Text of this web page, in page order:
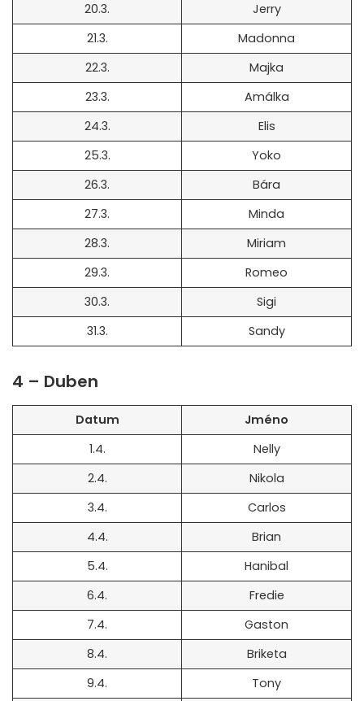
20.3.
Jerry
21.3.
Madonna
22.3.
Majka
23.3.
Amálka
24.3.
Elis
25.3.
Yoko
26.3.
Bára
27.3.
Minda
28.3.
Miriam
29.3.
Romeo
30.3.
Sigi
31.3.
Sandy
4 – Duben
Datum
Jméno
1.4.
Nelly
2.4.
Nikola
3.4.
Carlos
4.4.
Brian
5.4.
Hanibal
6.4.
Fredie
7.4.
Gaston
8.4.
Briketa
9.4.
Tony